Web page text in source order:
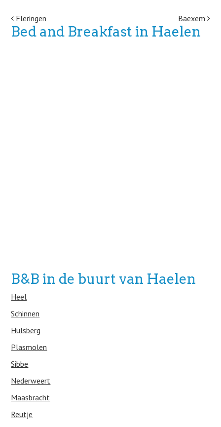
Post navigation
Fleringen Baexem
Bed and Breakfast in Haelen
B&B in de buurt van Haelen
Heel
Schinnen
Hulsberg
Plasmolen
Sibbe
Nederweert
Maasbracht
Reutje